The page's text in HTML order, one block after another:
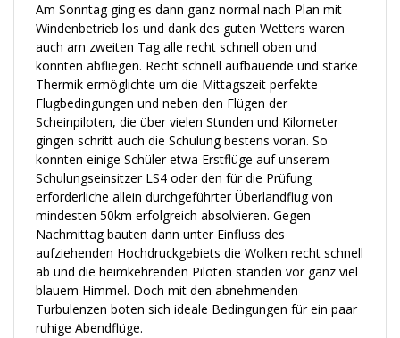
Am Sonntag ging es dann ganz normal nach Plan mit
Windenbetrieb los und dank des guten Wetters waren
auch am zweiten Tag alle recht schnell oben und
konnten abfliegen. Recht schnell aufbauende und starke
Thermik ermöglichte um die Mittagszeit perfekte
Flugbedingungen und neben den Flügen der
Scheinpiloten, die über vielen Stunden und Kilometer
gingen schritt auch die Schulung bestens voran. So
konnten einige Schüler etwa Erstflüge auf unserem
Schulungseinsitzer LS4 oder den für die Prüfung
erforderliche allein durchgeführter Überlandflug von
mindesten 50km erfolgreich absolvieren. Gegen
Nachmittag bauten dann unter Einfluss des
aufziehenden Hochdruckgebiets die Wolken recht schnell
ab und die heimkehrenden Piloten standen vor ganz viel
blauem Himmel. Doch mit den abnehmenden
Turbulenzen boten sich ideale Bedingungen für ein paar
ruhige Abendflüge.